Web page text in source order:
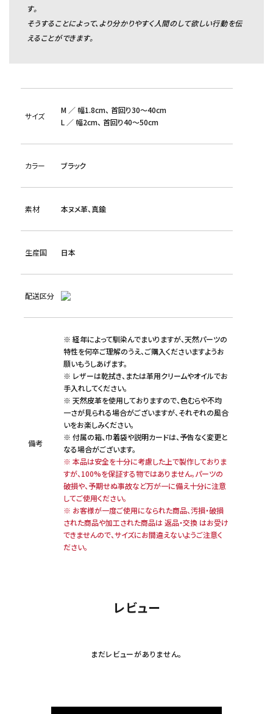
す。
そうすることによって、より分かりやすく人間のして欲しい行動を伝
えることができます。
サイズ
M ／ 幅1.8cm、 首回り30～40cm
L ／ 幅2cm、 首回り40～50cm
カラー ブラック
素材 本ヌメ革、真鍮
生産国 日本
配送区分
備考
※ 経年によって馴染んでまいりますが、天然パーツの
特性を何卒ご理解のうえ、ご購入くださいますようお
願いもうしあげます。
※ レザーは乾拭き、または革用クリームやオイルでお
手入れしてください。
※ 天然皮革を使用しておりますので、色むらや不均
一さが見られる場合がございますが、それぞれの風合
いをお楽しみください。
※ 付属の箱、巾着袋や説明カードは、予告なく変更と
なる場合がございます。
※ 本品は安全を十分に考慮した上で製作しておりま
すが、100%を保証する物ではありません。パーツの
破損や、予期せぬ事故など万が一に備え十分に注意
してご使用ください。
※ お客様が一度ご使用になられた商品、汚損・破損
された商品や加工された商品は 返品・交換 はお受け
できませんので、サイズにお間違えないようご注意く
ださい。
レビュー
まだレビューがありません。